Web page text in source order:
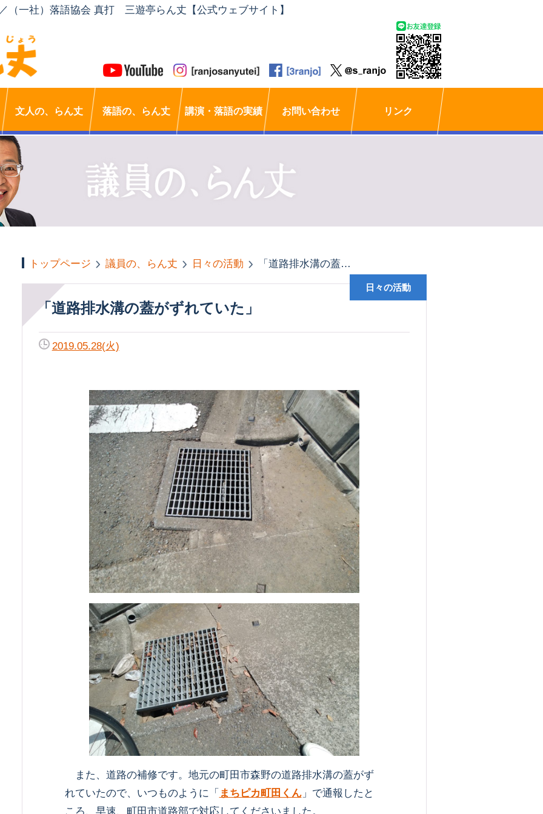
（一社）落語協会 真打 三遊亭らん丈【公式ウェブサイト】
文人の、らん丈 落語の、らん丈 講演・落語の実績 お問い合わせ リンク
トップページ 議員の、らん丈 日々の活動 「道路排水溝の蓋がずれていた」
「道路排水溝の蓋がずれていた」
日々の活動
2019.05.28(火)
また、道路の補修です。地元の町田市森野の道路排水溝の蓋がず
れていたので、いつものように「 まちピカ町田くん」で通報したと
ころ、早速、町田市道路部で対応してくださいました。